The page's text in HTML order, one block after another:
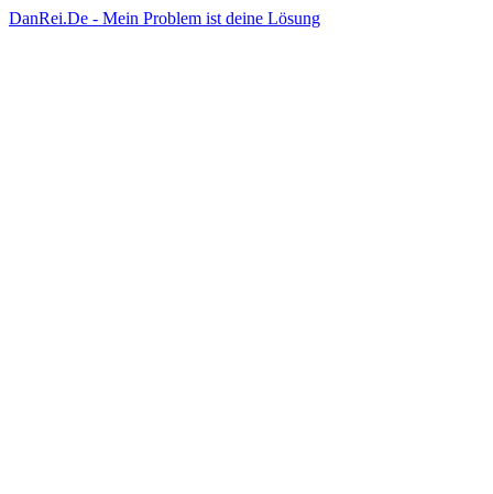
DanRei.De - Mein Problem ist deine Lösung